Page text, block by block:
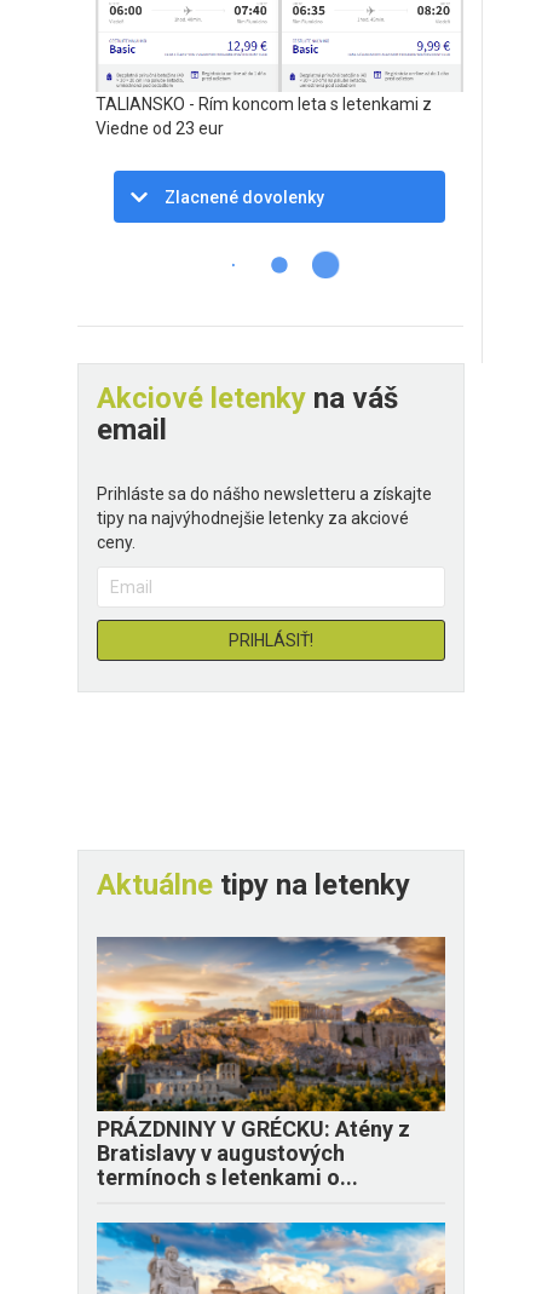
TALIANSKO - Rím koncom leta s letenkami z
Viedne od 23 eur
Zlacnené dovolenky
Akciové letenky na váš
email
Prihláste sa do nášho newsletteru a získajte
tipy na najvýhodnejšie letenky za akciové
ceny.
Aktuálne tipy na letenky
PRÁZDNINY V GRÉCKU: Atény z
Bratislavy v augustových
termínoch s letenkami o...